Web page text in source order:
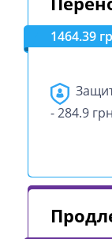
1464.39
- 284.9